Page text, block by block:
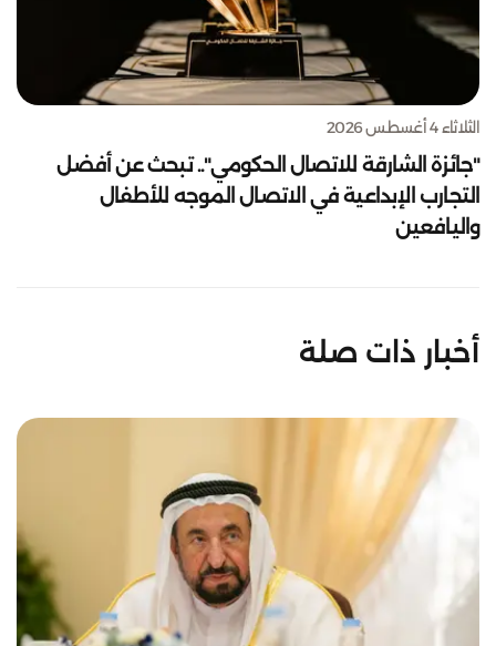
الثلاثاء 4 أغسطس 2026
"جائزة الشارقة للاتصال الحكومي".. تبحث عن أفضل
التجارب الإبداعية في الاتصال الموجه للأطفال
واليافعين
أخبار ذات صلة